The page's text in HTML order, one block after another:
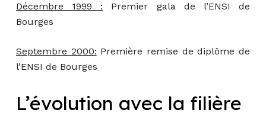
Décembre 1999 : Premier gala de l’ENSI de
Bourges
Septembre 2000: Première remise de diplôme de
l’ENSI de Bourges
L’évolution avec la filière